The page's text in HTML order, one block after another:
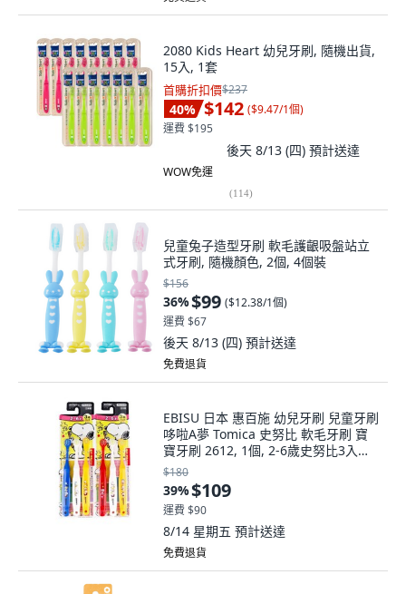
2080 Kids Heart 幼兒牙刷, 隨機出貨,
15入, 1套
首購折扣價$237
40% $142 ($9.47/1個)
運費 $195
後天 8/13 (四) 預計送達
WOW免運
(114)
兒童兔子造型牙刷 軟毛護齦吸盤站立
式牙刷, 隨機顏色, 2個, 4個裝
$156
36%$99 ($12.38/1個)
運費 $67
後天 8/13 (四) 預計送達
免費退貨
EBISU 日本 惠百施 幼兒牙刷 兒童牙刷
哆啦A夢 Tomica 史努比 軟毛牙刷 寶
寶牙刷 2612, 1個, 2-6歲史努比3入組 /
3619, N/A, N/A
$180
39%$109
運費 $90
8/14 星期五 預計送達
免費退貨